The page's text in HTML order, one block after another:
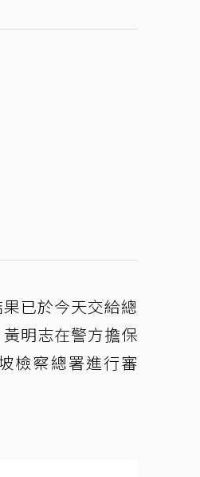
已於今天交給總
明志在警方擔保
檢察總署進行審